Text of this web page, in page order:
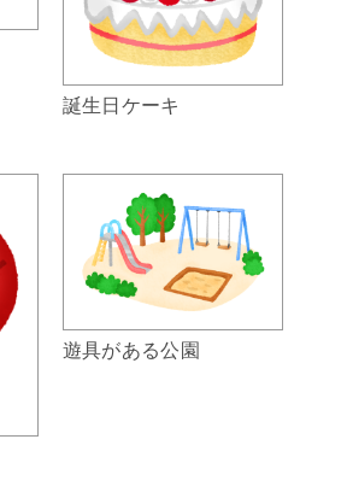
誕生日ケーキ
遊具がある公園